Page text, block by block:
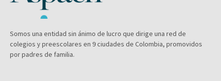
Somos una entidad sin ánimo de lucro que dirige una red de
colegios y preescolares en 9 ciudades de Colombia, promovidos
por padres de familia.